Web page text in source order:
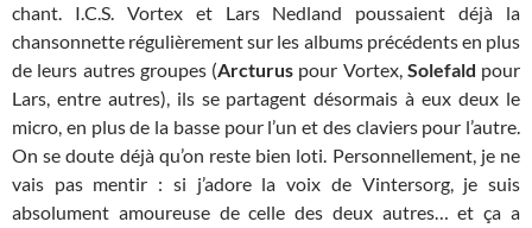
chant. I.C.S. Vortex et Lars Nedland poussaient déjà la
chansonnette régulièrement sur les albums précédents en plus
de leurs autres groupes (Arcturus pour Vortex, Solefald pour
Lars, entre autres), ils se partagent désormais à eux deux le
micro, en plus de la basse pour l’un et des claviers pour l’autre.
On se doute déjà qu’on reste bien loti. Personnellement, je ne
vais pas mentir : si j’adore la voix de Vintersorg, je suis
absolument amoureuse de celle des deux autres… et ça a